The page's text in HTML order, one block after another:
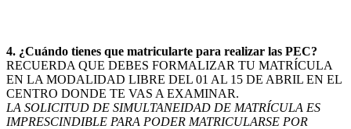
4. ¿Cuándo tienes que matricularte para realizar las PEC?
RECUERDA QUE DEBES FORMALIZAR TU MATRÍCULA
EN LA MODALIDAD LIBRE DEL 01 AL 15 DE ABRIL EN EL
CENTRO DONDE TE VAS A EXAMINAR.
LA SOLICITUD DE SIMULTANEIDAD DE MATRÍCULA ES
IMPRESCINDIBLE PARA PODER MATRICULARSE POR